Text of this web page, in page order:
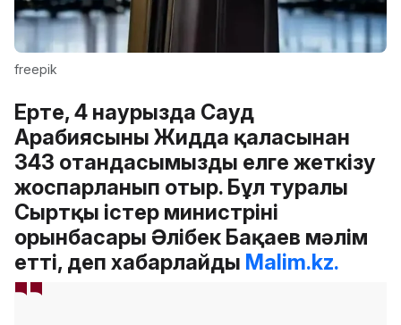
freepik
Ертең, 4 наурызда Сауд
Арабиясының Жидда қаласынан
343 отандасымызды елге жеткізу
жоспарланып отыр. Бұл туралы
Сыртқы істер министрінің
орынбасары Әлібек Бақаев мәлім
етті, деп хабарлайды Malim.kz.